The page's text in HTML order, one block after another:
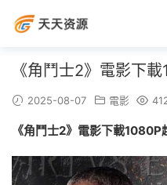
《角鬥士2》電影下
2025-08-07 電影
《角鬥士2》電影下載1080P